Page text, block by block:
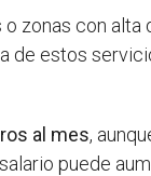
zonas con
de estos
al mes,
puede